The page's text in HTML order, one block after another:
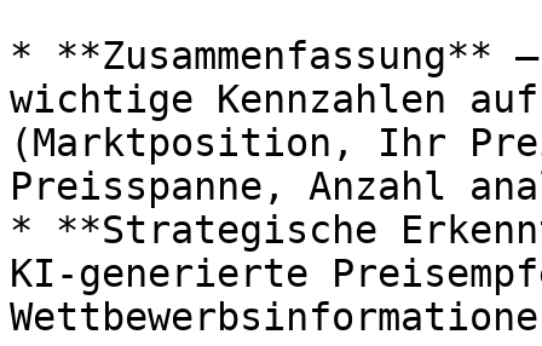
* **Zusammenfassung**
wichtige Kennzahlen
(Marktposition, Ihr
Preisspanne, Anzahl
* **Strategische
KI-generierte